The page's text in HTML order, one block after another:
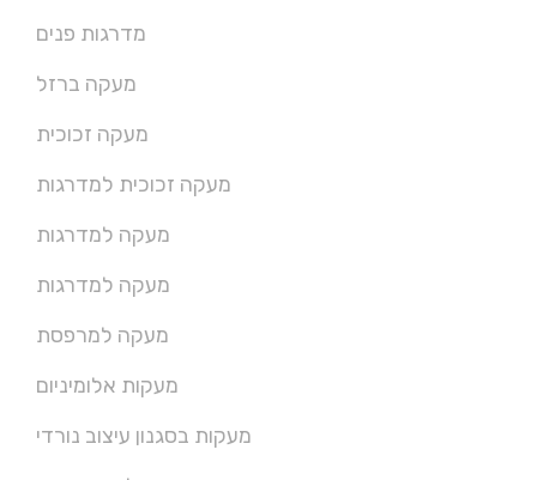
מדרגות פנים
מעקה ברזל
מעקה זכוכית
מעקה זכוכית למדרגות
מעקה למדרגות
מעקה למדרגות
מעקה למרפסת
מעקות אלומיניום
מעקות בסגנון עיצוב נורדי